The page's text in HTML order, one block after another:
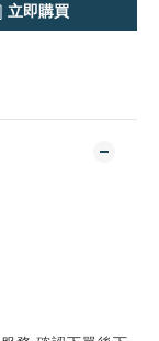
立即購買